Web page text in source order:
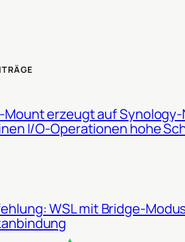
erzeugt auf Synology-
I/O-Operationen hohe
WSL mit Bridge-